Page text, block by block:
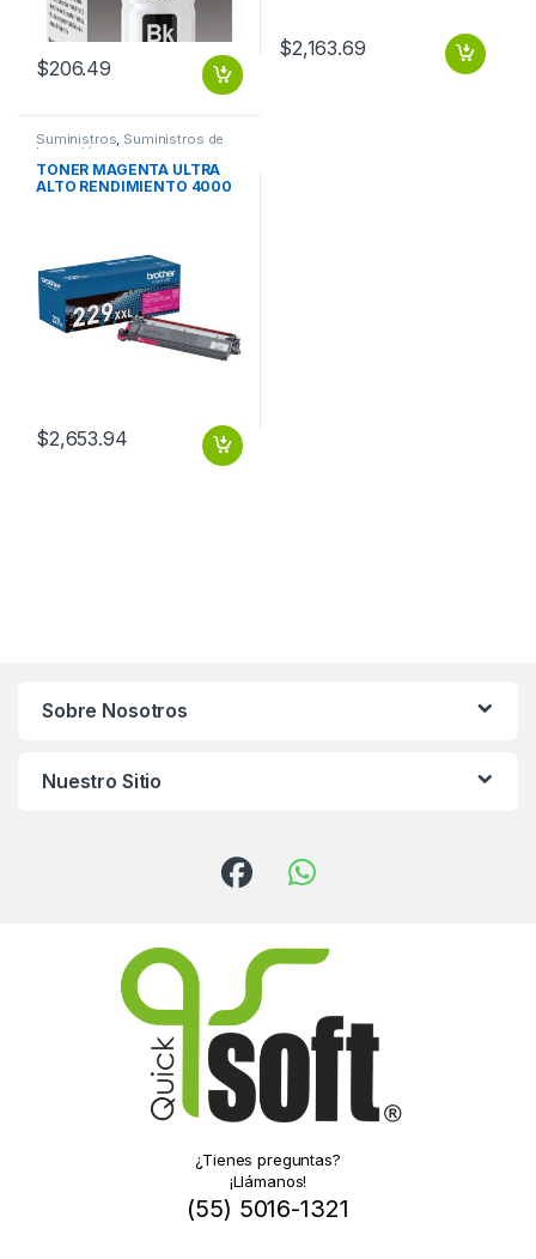
$206.49
$2,163.69
Suministros, Suministros de
Impresión
TONER MAGENTA ULTRA
ALTO RENDIMIENTO 4000
$2,653.94
Sobre Nosotros
Nuestro Sitio
¿Tienes preguntas?
¡Llámanos!
(55) 5016-1321